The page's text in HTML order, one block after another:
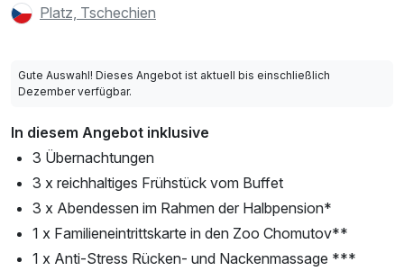
Platz, Tschechien
Gute Auswahl! Dieses Angebot ist aktuell bis einschließlich
Dezember verfügbar.
In diesem Angebot inklusive
3 Übernachtungen
3 x reichhaltiges Frühstück vom Buffet
3 x Abendessen im Rahmen der Halbpension*
1 x Familieneintrittskarte in den Zoo Chomutov**
1 x Anti-Stress Rücken- und Nackenmassage ***